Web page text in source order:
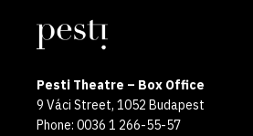
Pesti Theatre – Box Office
9 Váci Street, 1052 Budapest
Phone: 0036 1 266-55-57